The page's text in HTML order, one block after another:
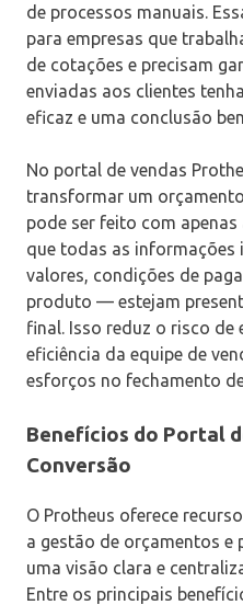
de processos manuais.
para empresas que
de cotações e precisam
enviadas aos clientes
eficaz e uma conclusão
No portal de vendas
transformar um
pode ser feito com
que todas as
valores, condições de
produto — estejam
final. Isso reduz o risco de
eficiência da equipe de
esforços no fechamento
Benefícios do Portal
Conversão
O Protheus oferece
a gestão de orçamentos
uma visão clara e
Entre os principais